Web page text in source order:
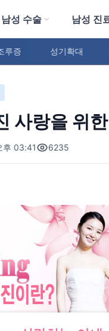
남성 수술 남성 진
루증 성기확대
사랑을 위
후 03:41 6235